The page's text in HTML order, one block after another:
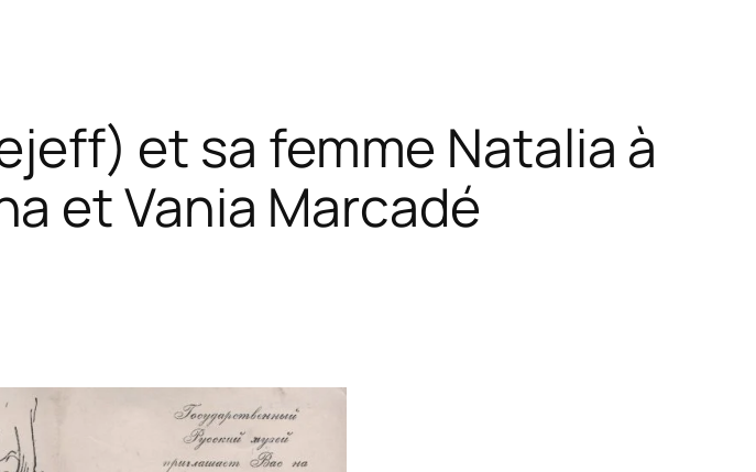
et sa femme Natalia à
et Vania Marcadé